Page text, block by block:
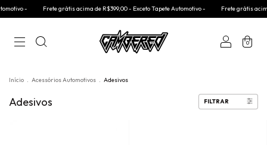
Frete grátis acima de R$399,00 - Exceto Tapete Automotivo - Frete grátis acima de
0
Início . Acessórios Automotivos . Adesivos
Adesivos FILTRAR